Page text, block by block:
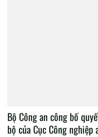
Bộ Công an công bố
bộ của Cục Công nghiệp